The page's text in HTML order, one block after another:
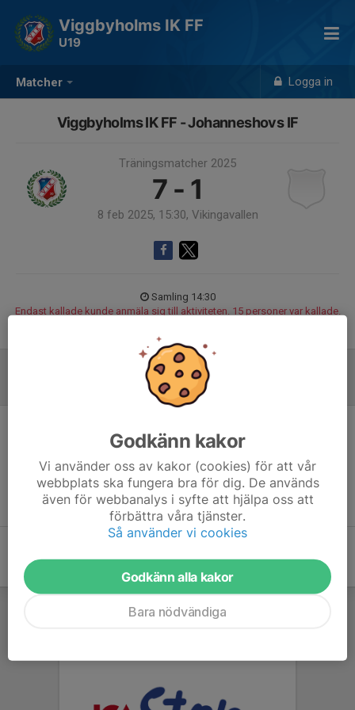
Matcher Logga in
Viggbyholms IK FF
U19
Viggbyholms IK FF - Johanneshovs IF
Träningsmatcher 2025
7 - 1
8 feb 2025, 15:30, Vikingavallen
Samling 14:30
Endast kallade kunde anmäla sig till aktiviteten. 15 personer var kallade.
Inget referat skrivet
Godkänn kakor
Vi använder oss av kakor (cookies) för att vår
webbplats ska fungera bra för dig. De används
även för webbanalys i syfte att hjälpa oss att
förbättra våra tjänster.
Så använder vi cookies
Godkänn alla kakor
Bara nödvändiga